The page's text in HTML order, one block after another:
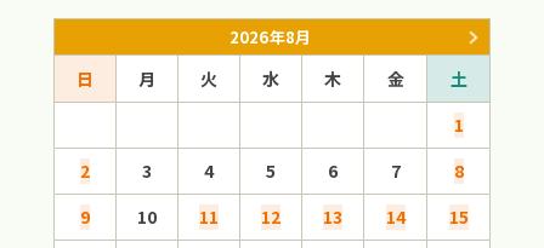
2026年8月
日 月 火 水 木 金
土
1
2
3 4 5 6 7
8
9
10 11 12 13 14
15